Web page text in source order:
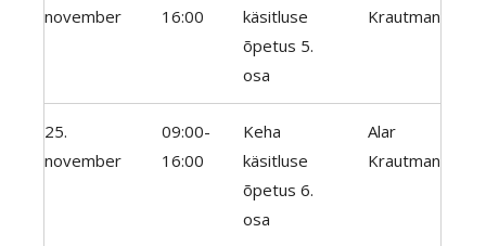
november
16:00
käsitluse
õpetus 5.
osa
Krautman
25.
november
09:00-
16:00
Keha
käsitluse
õpetus 6.
osa
Alar
Krautman